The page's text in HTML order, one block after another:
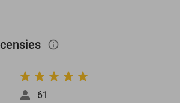
info_outlined
61